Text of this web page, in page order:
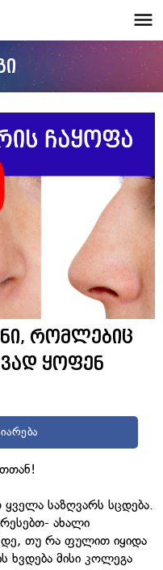
რომლებიც
ყოფენ
საზღვარს სცდება.
ახალი
თუ რა ფულით იყიდა
ხვდება მისი კოლეგა